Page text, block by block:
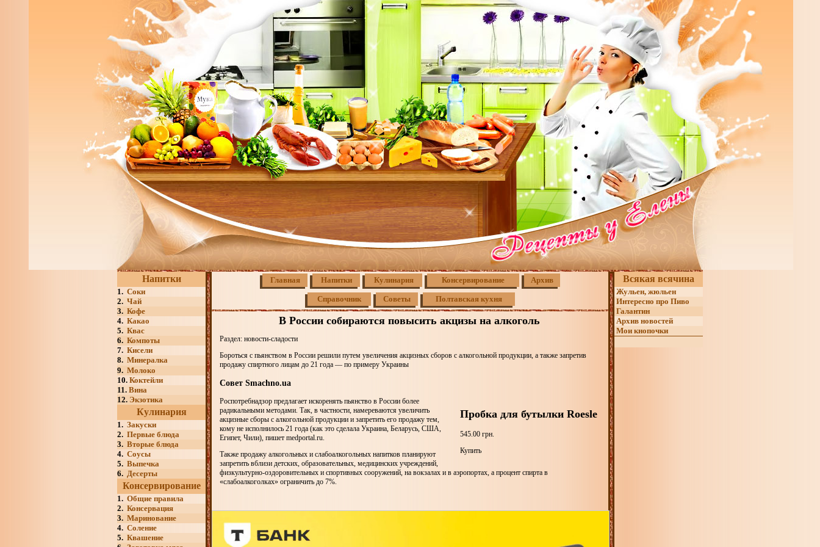
Напитки
1. Соки
2. Чай
3. Кофе
4. Какао
5. Квас
6. Компоты
7. Кисели
8. Минералка
9. Молоко
10. Коктейли
11. Вина
12. Экзотика
Кулинария
1. Закуски
2. Первые блюда
3. Вторые блюда
4. Соусы
5. Выпечка
6. Десерты
Консервирование
1. Общие правила
2. Консервация
3. Маринование
4. Соление
5. Квашение
Главная Напитки Кулинария Консервирование Архив
Справочник Советы Полтавская кухня
В России собираются повысить акцизы на алкоголь
Раздел: новости-сладости
Бороться с пьянством в России решили путем увеличения акцизных сборов с алкогольной продукции, а также запретив
продажу спиртного лицам до 21 года — по примеру Украины
Совет Smachno.ua
Пробка для бутылки Roesle
545.00 грн.
Купить
Роспотребнадзор предлагает искоренять пьянство в России более
радикальными методами. Так, в частности, намереваются увеличить
акцизные сборы с алкогольной продукции и запретить его продажу тем,
кому не исполнилось 21 года (как это сделала Украина, Беларусь, США,
Египет, Чили), пишет medportal.ru.
Также продажу алкогольных и слабоалкогольных напитков планируют
запретить вблизи детских, образовательных, медицинских учреждений,
физкультурно-оздоровительных и спортивных сооружений, на вокзалах и в аэропортах, а процент спирта в
«слабоалкоголках» ограничить до 7%.
Всякая всячина
Жульен, жюльен
Интересно про Пиво
Галантин
Архив новостей
Мои кнопочки